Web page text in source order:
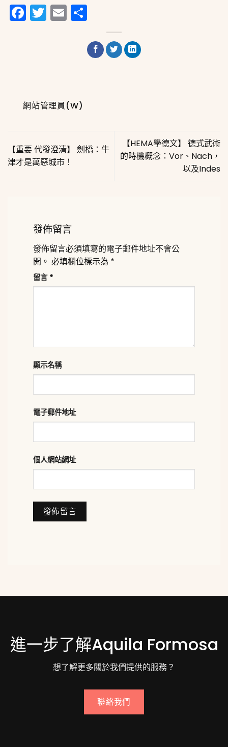
Facebook
Twitter
Email
網站管理員(W)
【重要 代發澄清】 劍橋：牛
津才是萬惡城市！
【HEMA學德文】 德式武術
的時機概念：Vor、Nach，
以及Indes
發佈留言
發佈留言必須填寫的電子郵件地址不會公
開。 必填欄位標示為 *
留言 *
顯示名稱
電子郵件地址
個人網站網址
進一步了解Aquila Formosa
想了解更多關於我們提供的服務？
聯絡我們